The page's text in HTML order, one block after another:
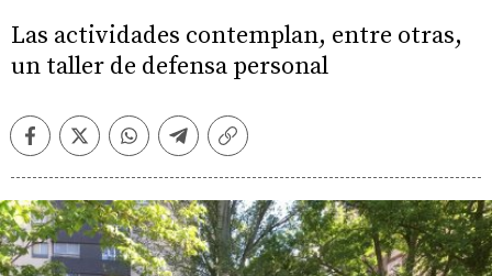
Las actividades contemplan, entre otras,
un taller de defensa personal
FacebookTwitterWhatsappTelegramCopiar